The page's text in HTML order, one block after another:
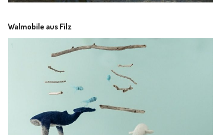
Walmobile aus Filz